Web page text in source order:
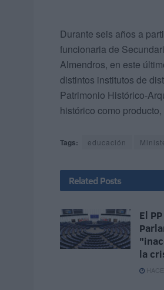
Durante seis años a
funcionaria de
Almendros, en este
distintos institutos de
Patrimonio Histórico-
histórico como
Tags: educación
Related Posts
El
la